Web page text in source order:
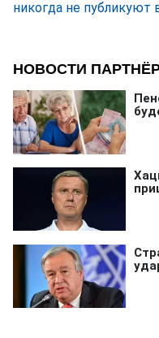
никогда не публикуют